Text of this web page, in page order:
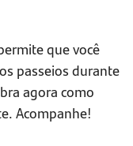
que você
passeios durante
agora como
Acompanhe!